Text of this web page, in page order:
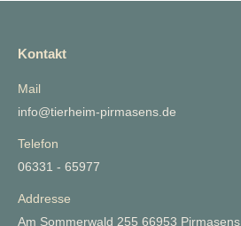
Kontakt
Mail
info@tierheim-pirmasens.de
Telefon
06331 - 65977
Addresse
Am Sommerwald 255 66953 Pirmasens